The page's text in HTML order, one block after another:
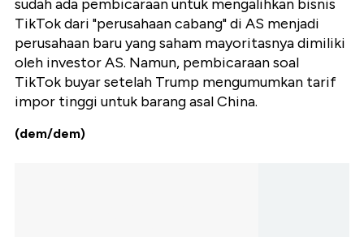
sudah ada pembicaraan untuk mengalihkan bisnis
TikTok dari "perusahaan cabang" di AS menjadi
perusahaan baru yang saham mayoritasnya dimiliki
oleh investor AS. Namun, pembicaraan soal
TikTok buyar setelah Trump mengumumkan tarif
impor tinggi untuk barang asal China.
(dem/dem)